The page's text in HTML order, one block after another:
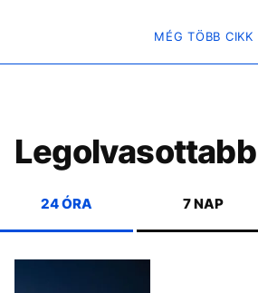
MÉG TÖBB CIKK
24 ÓRA 7 NAP